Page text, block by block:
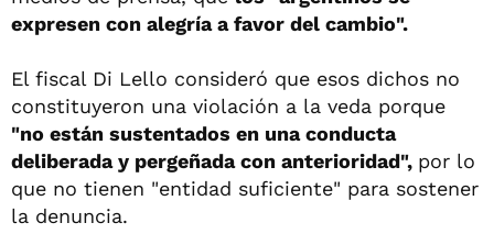
expresen con alegría a favor del cambio".
El fiscal Di Lello consideró que esos dichos no
constituyeron una violación a la veda porque
"no están sustentados en una conducta
deliberada y pergeñada con anterioridad", por lo
que no tienen "entidad suficiente" para sostener
la denuncia.